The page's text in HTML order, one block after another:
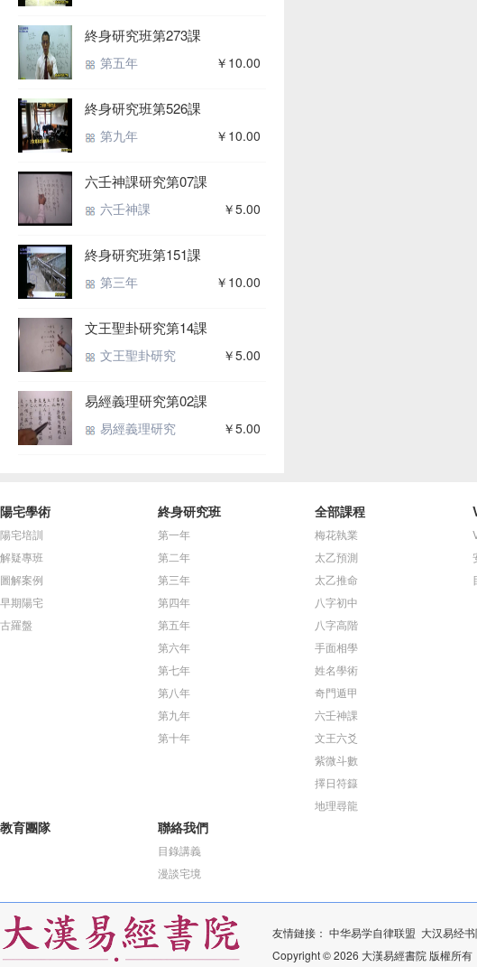
終身研究班第273課
第五年 ￥10.00
終身研究班第526課
第九年 ￥10.00
六壬神課研究第07課
六壬神課 ￥5.00
終身研究班第151課
第三年 ￥10.00
文王聖卦研究第14課
文王聖卦研究 ￥5.00
易經義理研究第02課
易經義理研究 ￥5.00
陽宅學術
陽宅培訓
解疑專班
圖解案例
早期陽宅
古羅盤
終身研究班
第一年
第二年
第三年
第四年
第五年
第六年
第七年
第八年
第九年
第十年
全部課程
梅花執業
太乙預測
太乙推命
八字初中
八字高階
手面相學
姓名學術
奇門遁甲
六壬神課
文王六爻
紫微斗數
擇日符籙
地理尋龍
教育團隊 聯絡我們
目錄講義
漫談宅境
友情鏈接： 中华易学自律联盟 大汉易经
Copyright © 2026 大漢易經書院 版權所有